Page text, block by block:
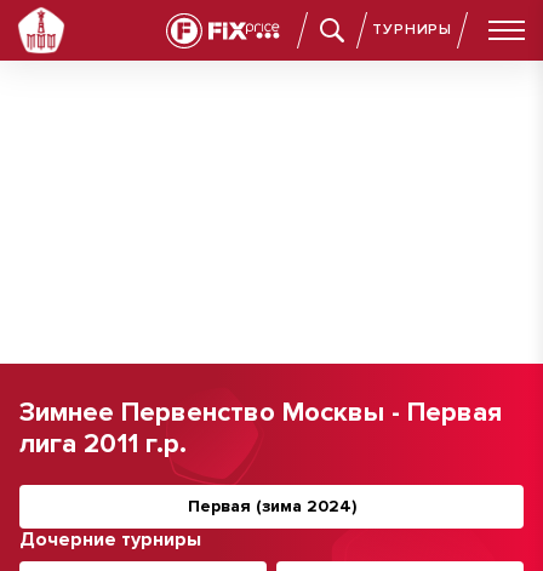
ТУРНИРЫ
Зимнее Первенство Москвы - Первая
лига 2011 г.р.
Первая (зима 2024)
Дочерние турниры